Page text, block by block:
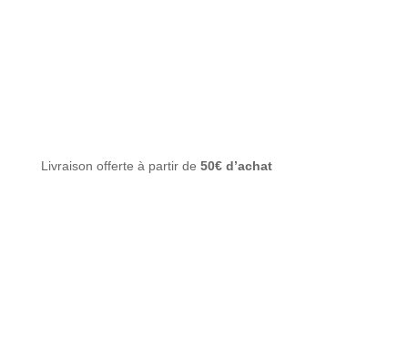
Livraison offerte à partir de 50€ d’achat